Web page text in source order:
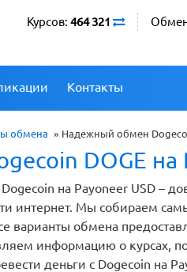
Курсов: 464 321
Контакты
обмена » Надежный обмен
DOGE на
на Payoneer USD –
интернет. Мы собираем
варианты обмена
информацию о курсах,
деньги с Dogecoin на